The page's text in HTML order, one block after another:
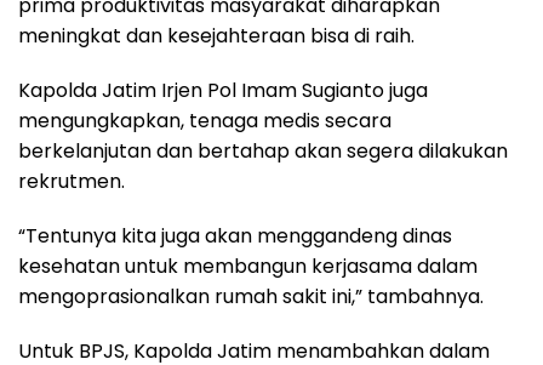
prima produktivitas masyarakat diharapkan
meningkat dan kesejahteraan bisa di raih.
Kapolda Jatim Irjen Pol Imam Sugianto juga
mengungkapkan, tenaga medis secara
berkelanjutan dan bertahap akan segera dilakukan
rekrutmen.
“Tentunya kita juga akan menggandeng dinas
kesehatan untuk membangun kerjasama dalam
mengoprasionalkan rumah sakit ini,” tambahnya.
Untuk BPJS, Kapolda Jatim menambahkan dalam